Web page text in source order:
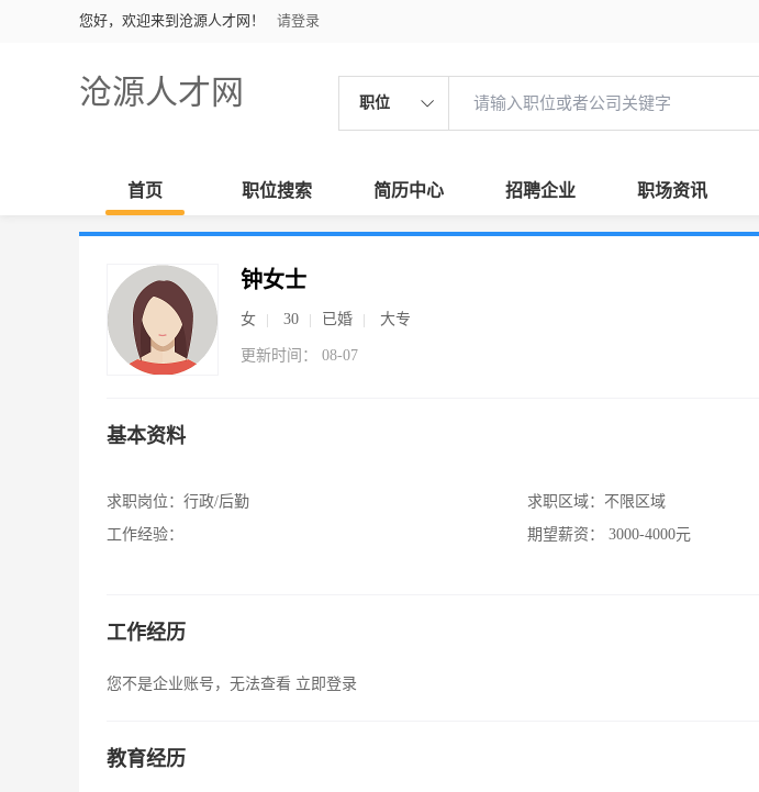
您好，欢迎来到沧源人才网！ 请登录
沧源人才网 职位
首页 职位搜索 简历中心 招聘企业 职场资讯
钟女士
女 30 已婚 大专
更新时间： 08-07
基本资料
求职岗位： 行政/后勤
工作经验：
求职区域： 不限区域
期望薪资：
3000-4000元
工作经历
您不是企业账号，无法查看 立即登录
教育经历